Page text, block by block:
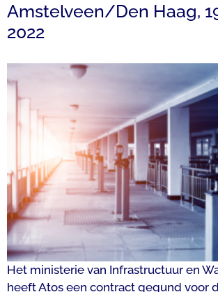
Amstelveen/Den Haag,
2022
Het ministerie van Infrastructuur en
heeft Atos een contract gegund voor